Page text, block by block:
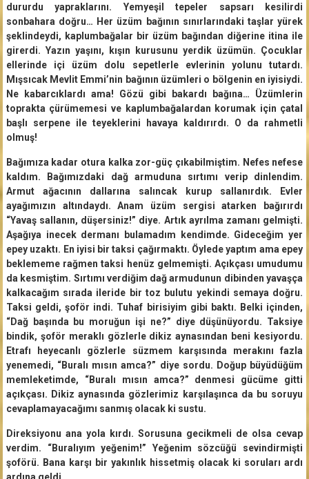
dururdu yapraklarını. Yemyeşil tepeler sapsarı kesilirdi
sonbahara doğru… Her üzüm bağının sınırlarındaki taşlar yürek
şeklindeydi, kaplumbağalar bir üzüm bağından diğerine itina ile
girerdi. Yazın yaşını, kışın kurusunu yerdik üzümün. Çocuklar
ellerinde içi üzüm dolu sepetlerle evlerinin yolunu tutardı.
Mışsıcak Mevlit Emmi’nin bağının üzümleri o bölgenin en iyisiydi.
Ne kabarcıklardı ama! Gözü gibi bakardı bağına… Üzümlerin
toprakta çürümemesi ve kaplumbağalardan korumak için çatal
başlı serpene ile teyeklerini havaya kaldırırdı. O da rahmetli
olmuş!
Bağımıza kadar otura kalka zor-güç çıkabilmiştim. Nefes nefese
kaldım. Bağımızdaki dağ armuduna sırtımı verip dinlendim.
Armut ağacının dallarına salıncak kurup sallanırdık. Evler
ayağımızın altındaydı. Anam üzüm sergisi atarken bağırırdı
“Yavaş sallanın, düşersiniz!” diye. Artık ayrılma zamanı gelmişti.
Aşağıya inecek dermanı bulamadım kendimde. Gideceğim yer
epey uzaktı. En iyisi bir taksi çağırmaktı. Öylede yaptım ama epey
beklememe rağmen taksi henüz gelmemişti. Açıkçası umudumu
da kesmiştim. Sırtımı verdiğim dağ armudunun dibinden yavaşça
kalkacağım sırada ileride bir toz bulutu yekindi semaya doğru.
Taksi geldi, şoför indi. Tuhaf birisiyim gibi baktı. Belki içinden,
“Dağ başında bu moruğun işi ne?” diye düşünüyordu. Taksiye
bindik, şoför meraklı gözlerle dikiz aynasından beni kesiyordu.
Etrafı heyecanlı gözlerle süzmem karşısında merakını fazla
yenemedi, “Buralı mısın amca?” diye sordu. Doğup büyüdüğüm
memleketimde, “Buralı mısın amca?” denmesi gücüme gitti
açıkçası. Dikiz aynasında gözlerimiz karşılaşınca da bu soruyu
cevaplamayacağımı sanmış olacak ki sustu.
Direksiyonu ana yola kırdı. Sorusuna gecikmeli de olsa cevap
verdim. “Buralıyım yeğenim!” Yeğenim sözcüğü sevindirmişti
şoförü. Bana karşı bir yakınlık hissetmiş olacak ki soruları ardı